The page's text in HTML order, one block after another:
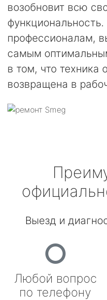
возобновит всю
профессионалам,
самым
в том, что техника
возвращена в
Выезд и
Любой вопрос
по телефону